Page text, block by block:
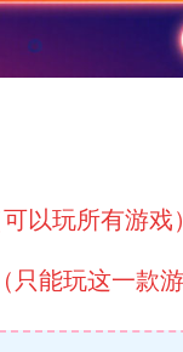
以玩所有游
只能玩这一款